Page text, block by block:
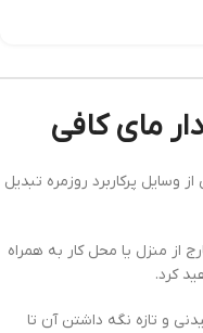
مای کافی
وسایل پرکاربرد روزمره تبدیل
از منزل یا محل کار به همراه
کرد.
و تازه نگه داشتن آن تا